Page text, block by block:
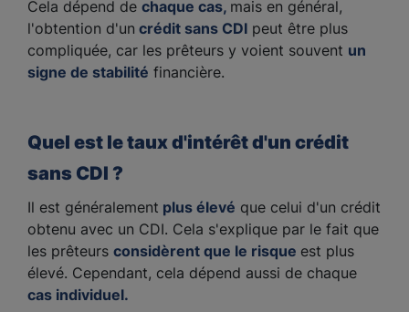
Cela dépend de chaque cas, mais en général,
l'obtention d'un crédit sans CDI peut être plus
compliquée, car les prêteurs y voient souvent un
signe de stabilité financière.
Quel est le taux d'intérêt d'un crédit
sans CDI ?
Il est généralement plus élevé que celui d'un crédit
obtenu avec un CDI. Cela s'explique par le fait que
les prêteurs considèrent que le risque est plus
élevé. Cependant, cela dépend aussi de chaque
cas individuel.